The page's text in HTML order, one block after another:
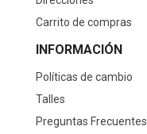
Carrito de compras
INFORMACIÓN
Políticas de cambio
Talles
Preguntas Frecuentes